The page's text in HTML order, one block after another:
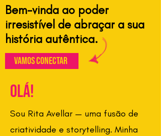
Bem-vinda ao poder
irresistível de abraçar a sua
história autêntica.
vamos conectar
olá!
Sou Rita Avellar — uma fusão de
criatividade e storytelling. Minha